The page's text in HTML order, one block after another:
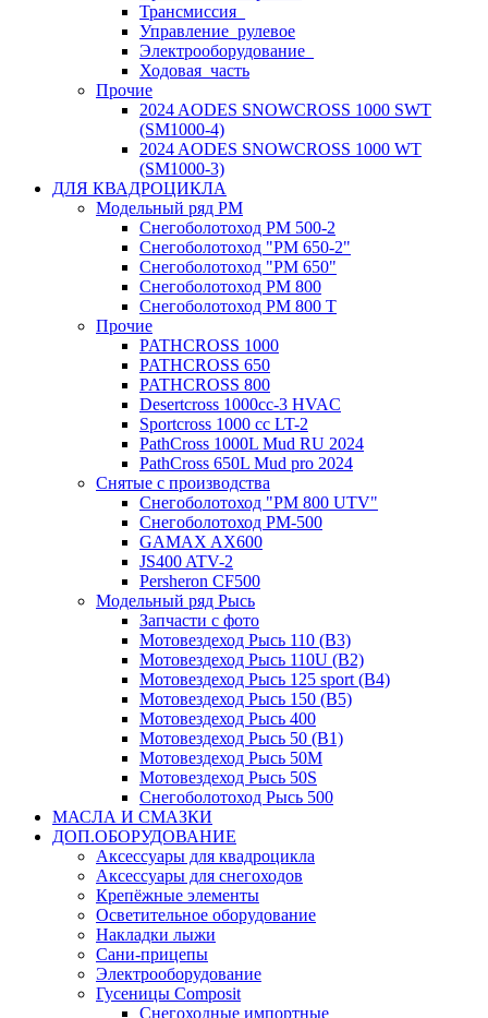
Трансмиссия_
Управление_рулевое
Электрооборудование_
Ходовая_часть
Прочие
2024 AODES SNOWCROSS 1000 SWT
(SM1000-4)
2024 AODES SNOWCROSS 1000 WT
(SM1000-3)
ДЛЯ КВАДРОЦИКЛА
Модельный ряд РМ
Снегоболотоход РМ 500-2
Снегоболотоход "РМ 650-2"
Снегоболотоход "РМ 650"
Снегоболотоход РМ 800
Снегоболотоход РМ 800 Т
Прочие
PATHCROSS 1000
PATHCROSS 650
PATHCROSS 800
Desertcross 1000cc-3 HVAC
Sportcross 1000 cc LT-2
PathCross 1000L Mud RU 2024
PathCross 650L Mud pro 2024
Снятые с производства
Снегоболотоход "РМ 800 UTV"
Снегоболотоход РМ-500
GAMAX AX600
JS400 ATV-2
Persheron CF500
Модельный ряд Рысь
Запчасти с фото
Мотовездеход Рысь 110 (B3)
Мотовездеход Рысь 110U (B2)
Мотовездеход Рысь 125 sport (B4)
Мотовездеход Рысь 150 (B5)
Мотовездеход Рысь 400
Мотовездеход Рысь 50 (B1)
Мотовездеход Рысь 50M
Мотовездеход Рысь 50S
Снегоболотоход Рысь 500
МАСЛА И СМАЗКИ
ДОП.ОБОРУДОВАНИЕ
Аксессуары для квадроцикла
Аксессуары для снегоходов
Крепёжные элементы
Осветительное оборудование
Накладки лыжи
Сани-прицепы
Электрооборудование
Гусеницы Composit
Снегоходные импортные